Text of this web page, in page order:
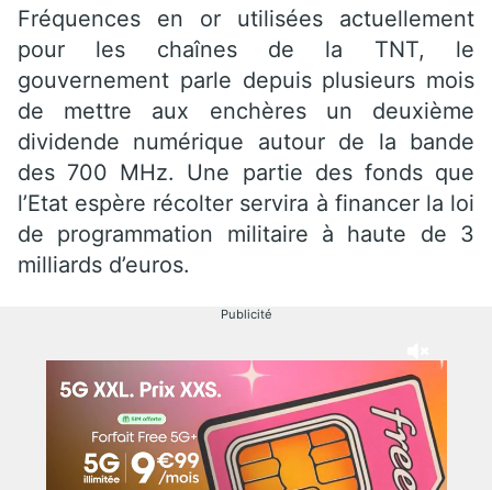
Fréquences en or utilisées actuellement
pour les chaînes de la TNT, le
gouvernement parle depuis plusieurs mois
de mettre aux enchères un deuxième
dividende numérique autour de la bande
des 700 MHz. Une partie des fonds que
l’Etat espère récolter servira à financer la loi
de programmation militaire à haute de 3
milliards d’euros.
Publicité